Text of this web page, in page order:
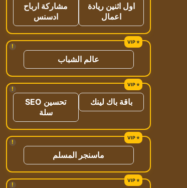
اول اثنين ريادة
اعمال
مشاركة ارباح
ادسنس
!
عالم الشباب
!
باقة باك لينك
تحسين SEO
سلة
!
ماسنجر المسلم
!